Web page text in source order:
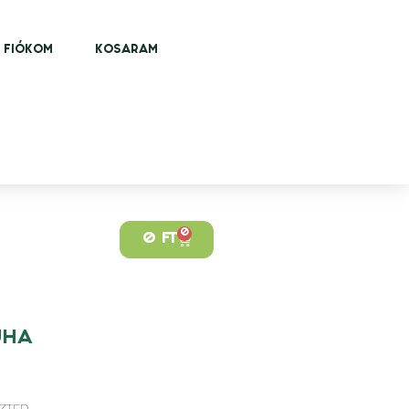
FIÓKOM KOSARAM
0 FT
0